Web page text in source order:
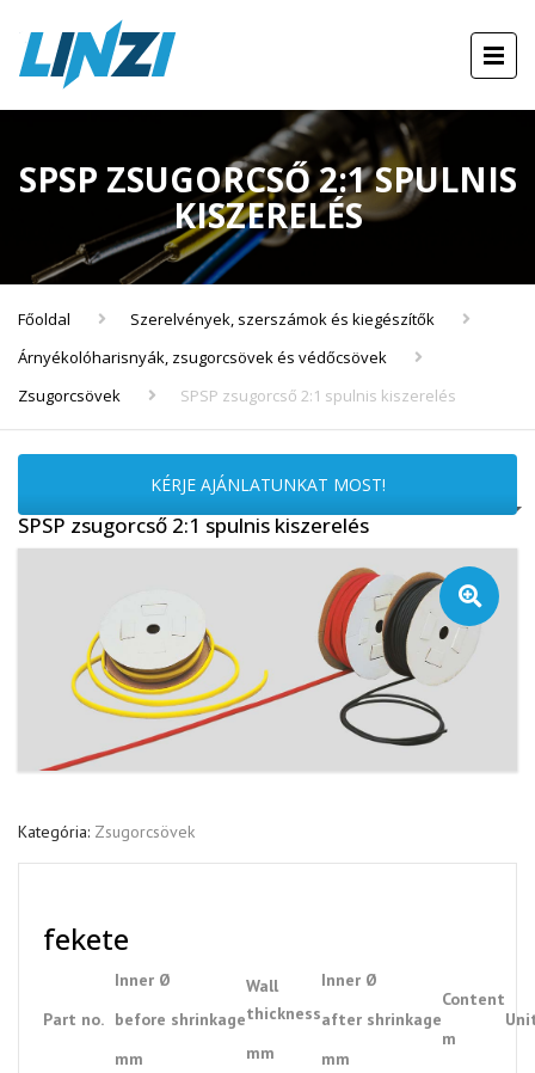
SPSP ZSUGORCSŐ 2:1 SPULNIS
KISZERELÉS
Főoldal
Szerelvények, szerszámok és kiegészítők
Árnyékolóharisnyák, zsugorcsövek és védőcsövek
Zsugorcsövek
SPSP zsugorcső 2:1 spulnis kiszerelés
KÉRJE AJÁNLATUNKAT MOST!
SPSP zsugorcső 2:1 spulnis kiszerelés
🔍
Kategória: Zsugorcsövek
fekete
Part no.
Inner Ø
before shrinkage
mm
Wall
thickness
mm
Inner Ø
after shrinkage
mm
Content
m